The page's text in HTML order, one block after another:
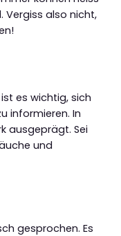
Vergiss also nicht,
es wichtig, sich
informieren. In
ausgeprägt. Sei
und
gesprochen. Es